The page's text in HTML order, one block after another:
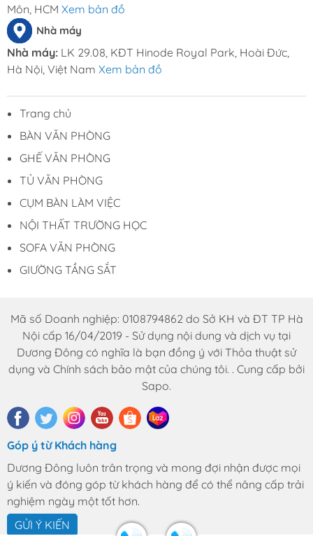
Môn, HCM Xem bản đồ
Nhà máy
Nhà máy: LK 29.08, KĐT Hinode Royal Park, Hoài Đức,
Hà Nội, Việt Nam Xem bản đồ
Trang chủ
BÀN VĂN PHÒNG
GHẾ VĂN PHÒNG
TỦ VĂN PHÒNG
CỤM BÀN LÀM VIỆC
NỘI THẤT TRƯỜNG HỌC
SOFA VĂN PHÒNG
GIƯỜNG TẦNG SẮT
Mã số Doanh nghiệp: 0108794862 do Sở KH và ĐT TP Hà
Nội cấp 16/04/2019 - Sử dụng nội dung và dịch vụ tại
Dương Đông có nghĩa là bạn đồng ý với Thỏa thuật sử
dụng và Chính sách bảo mật của chúng tôi. . Cung cấp bởi
Sapo.
Góp ý từ Khách hàng
Dương Đông luôn trân trọng và mong đợi nhận được mọi
ý kiến và đóng góp từ khách hàng để có thể nâng cấp trải
nghiệm ngày một tốt hơn.
GỬI Ý KIẾN